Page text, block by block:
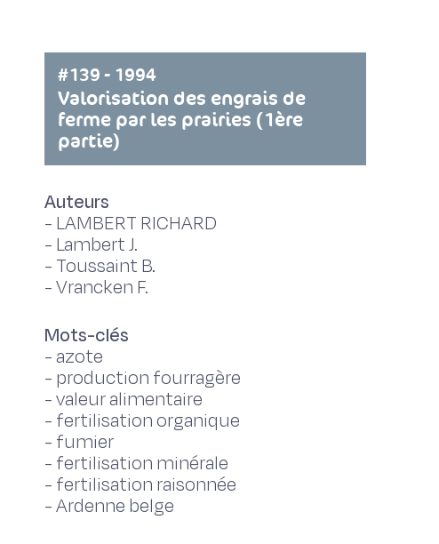
#139 - 1994
Valorisation des engrais de
ferme par les prairies (1ère
partie)
Auteurs
- LAMBERT RICHARD
- Lambert J.
- Toussaint B.
-Vrancken F.
Mots-clés
- azote
- production fourragère
-valeur alimentaire
- fertilisation organique
- fumier
- fertilisation minérale
- fertilisation raisonnée
-Ardenne belge